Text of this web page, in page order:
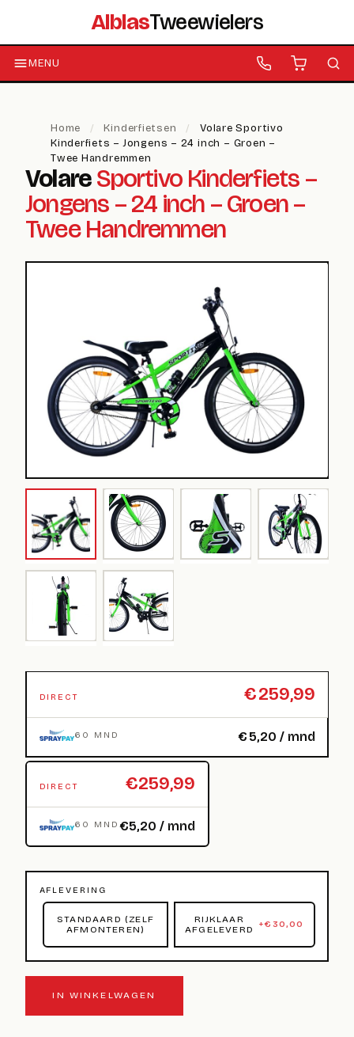
AlblasTweewielers
MENU
Home / Kinderfietsen /
Volare Sportivo
Kinderfiets – Jongens – 24 inch – Groen –
Twee Handremmen
VolareSportivo Kinderfiets –
Jongens – 24 inch – Groen –
Twee Handremmen
DIRECT €259,99
60 MND € 5,20 / mnd
DIRECT €259,99
60 MND€5,20 / mnd
AFLEVERING
STANDAARD (ZELF
AFMONTEREN)
RIJKLAAR
AFGELEVERD
+€ 30,00
IN WINKELWAGEN